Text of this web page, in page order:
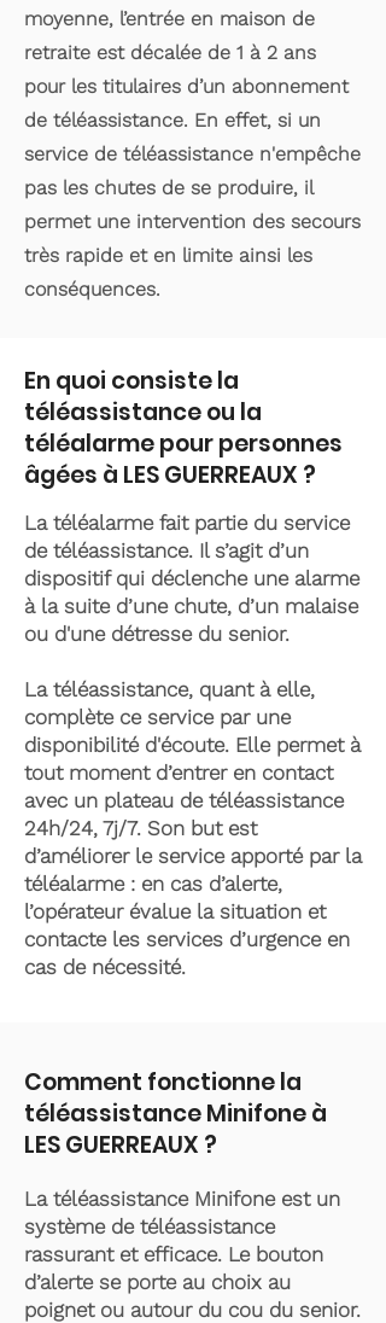
moyenne, l’entrée en maison de
retraite est décalée de 1 à 2 ans
pour les titulaires d’un abonnement
de téléassistance. En effet, si un
service de téléassistance n'empêche
pas les chutes de se produire, il
permet une intervention des secours
très rapide et en limite ainsi les
conséquences.
En quoi consiste la
téléassistance ou la
téléalarme pour personnes
âgées à LES GUERREAUX ?
La téléalarme fait partie du service
de téléassistance. Il s’agit d’un
dispositif qui déclenche une alarme
à la suite d’une chute, d’un malaise
ou d'une détresse du senior.
La téléassistance, quant à elle,
complète ce service par une
disponibilité d'écoute. Elle permet à
tout moment d’entrer en contact
avec un plateau de téléassistance
24h/24, 7j/7. Son but est
d’améliorer le service apporté par la
téléalarme : en cas d’alerte,
l’opérateur évalue la situation et
contacte les services d’urgence en
cas de nécessité.
Comment fonctionne la
téléassistance Minifone à
LES GUERREAUX ?
La téléassistance Minifone est un
système de téléassistance
rassurant et efficace. Le bouton
d’alerte se porte au choix au
poignet ou autour du cou du senior.